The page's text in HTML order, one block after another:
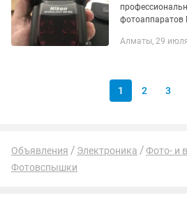
фотоаппаратов
Алматы, 29
1 2 3
Объявления Электроника
Фото- и
Фотовспышки